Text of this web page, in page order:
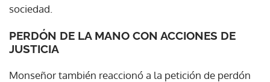
sociedad.
PERDÓN DE LA MANO CON ACCIONES DE
JUSTICIA
Monseñor también reaccionó a la petición de perdón